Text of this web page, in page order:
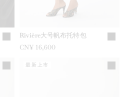
Rivière大号帆布托特包
CN¥ 16,600
最新上市